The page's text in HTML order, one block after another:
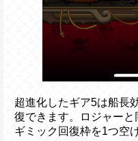
超進化したギア5は船長
復できます。ロジャーと
ギミック回復枠を1つ空